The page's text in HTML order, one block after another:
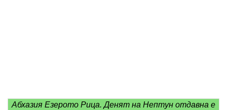
Абхазия Езерото Рица. Денят на Нептун отдавна е